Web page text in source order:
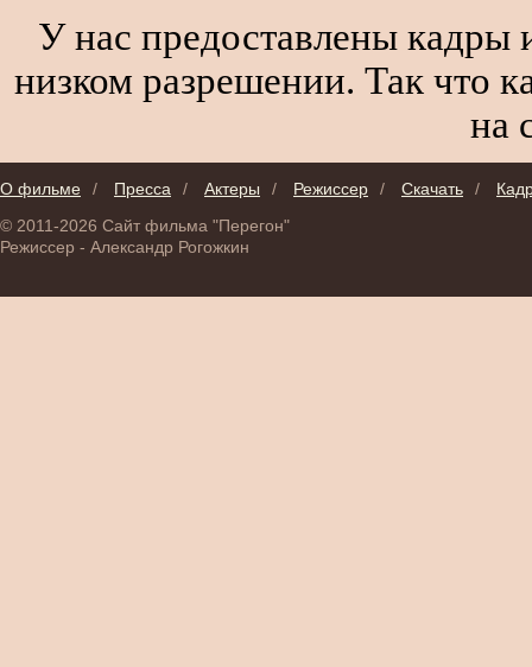
У нас предоставлены кадры
низком разрешении. Так что
на
О фильме / Пресса / Актеры / Режиссер / Скачать /
© 2011-2026 Сайт фильма "Перегон"
Режиссер - Александр Рогожкин